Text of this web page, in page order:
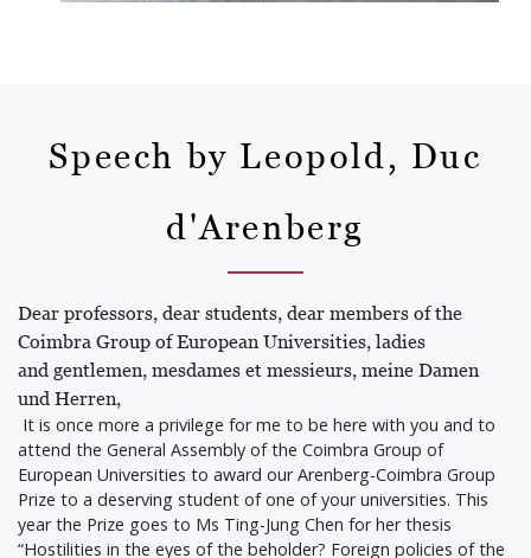
Speech by Leopold, Duc
d'Arenberg
Dear professors, dear students, dear members of the
Coimbra Group of European Universities, ladies
and gentlemen, mesdames et messieurs, meine Damen
und Herren,
It is once more a privilege for me to be here with you and to
attend the General Assembly of the Coimbra Group of
European Universities to award our Arenberg-Coimbra Group
Prize to a deserving student of one of your universities. This
year the Prize goes to Ms Ting-Jung Chen for her thesis
“Hostilities in the eyes of the beholder? Foreign policies of the